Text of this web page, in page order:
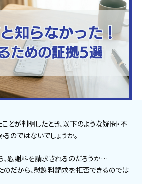
とが判明したとき、以下のような疑問・不
のではないでしょうか。
、慰謝料を請求されるのだろうか…
のだから、慰謝料請求を拒否できるのでは